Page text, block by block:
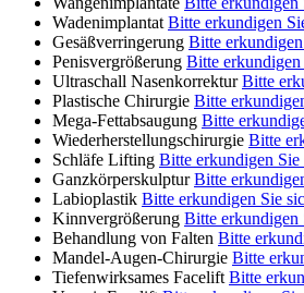
Wadenimplantat Bitte erkundigen
Gesäßverringerung Bitte
Penisvergrößerung Bitte erkundigen
Ultraschall Nasenkorrektur Bitte
Plastische Chirurgie Bitte
Mega-Fettabsaugung Bitte
Wiederherstellungschirurgie Bitte
Schläfe Lifting Bitte erkundigen Sie
Ganzkörperskulptur Bitte
Labioplastik Bitte erkundigen Sie
Kinnvergrößerung Bitte erkundigen
Behandlung von Falten Bitte
Mandel-Augen-Chirurgie Bitte
Tiefenwirksames Facelift Bitte